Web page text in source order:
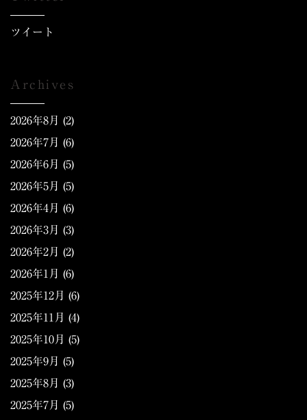
ツイート
Archives
2026年8月 (2)
2026年7月 (6)
2026年6月 (5)
2026年5月 (5)
2026年4月 (6)
2026年3月 (3)
2026年2月 (2)
2026年1月 (6)
2025年12月 (6)
2025年11月 (4)
2025年10月 (5)
2025年9月 (5)
2025年8月 (3)
2025年7月 (5)